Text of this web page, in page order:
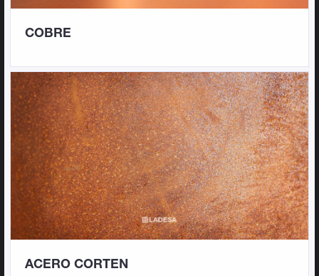
COBRE
ACERO CORTEN